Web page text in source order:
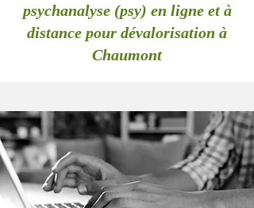
psychanalyse (psy) en ligne et à
distance pour dévalorisation à
Chaumont